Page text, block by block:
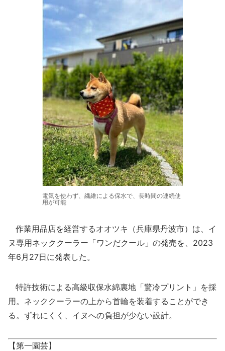
電気を使わず、繊維による保水で、長時間の連続使
用が可能
作業用品店を経営するオオツキ（兵庫県丹波市）は、イ
ヌ専用ネッククーラー「ワンだクール」の発売を、2023
年6月27日に発表した。
特許技術による高級収保水綿裏地「驚冷プリント」を採
用。ネッククーラーの上から首輪を装着することができ
る。ずれにくく、イヌへの負担が少ない設計。
【第一園芸】